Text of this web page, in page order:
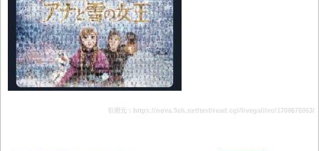
引用元：https://nova.5ch.net/test/read.cgi/livegalileo/1708676063/